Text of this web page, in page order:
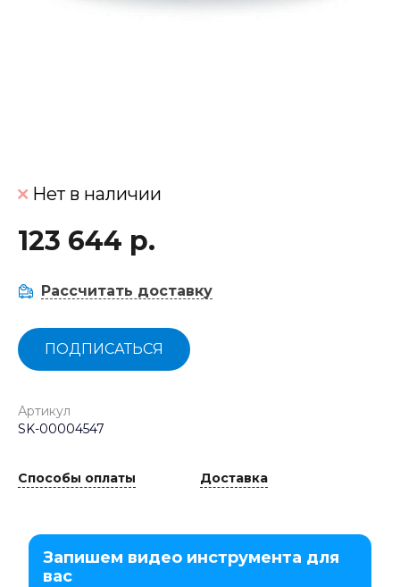
Нет в наличии
123 644 р.
Рассчитать доставку
ПОДПИСАТЬСЯ
Артикул
SK-00004547
Способы оплаты Доставка
Запишем видео инструмента для
вас